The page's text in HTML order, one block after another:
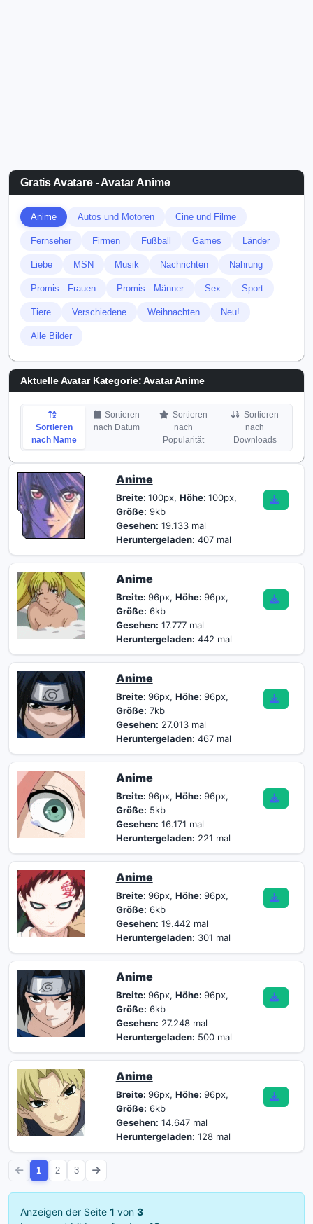
Gratis Avatare - Avatar Anime
Anime Autos und Motoren Cine und Filme
Fernseher Firmen Fußball Games Länder
Liebe MSN Musik Nachrichten Nahrung
Promis - Frauen Promis - Männer Sex Sport
Tiere Verschiedene Weihnachten Neu!
Alle Bilder
Aktuelle Avatar Kategorie: Avatar Anime
Sortieren
nach Name
Sortieren
nach Datum
Sortieren
nach
Popularität
Sortieren
nach
Downloads
Anime
Breite: 100px, Höhe: 100px,
Größe: 9kb
Gesehen: 19.133 mal
Heruntergeladen: 407 mal
Anime
Breite: 96px, Höhe: 96px,
Größe: 6kb
Gesehen: 17.777 mal
Heruntergeladen: 442 mal
Anime
Breite: 96px, Höhe: 96px,
Größe: 7kb
Gesehen: 27.013 mal
Heruntergeladen: 467 mal
Anime
Breite: 96px, Höhe: 96px,
Größe: 5kb
Gesehen: 16.171 mal
Heruntergeladen: 221 mal
Anime
Breite: 96px, Höhe: 96px,
Größe: 6kb
Gesehen: 19.442 mal
Heruntergeladen: 301 mal
Anime
Breite: 96px, Höhe: 96px,
Größe: 6kb
Gesehen: 27.248 mal
Heruntergeladen: 500 mal
Anime
Breite: 96px, Höhe: 96px,
Größe: 6kb
Gesehen: 14.647 mal
Heruntergeladen: 128 mal
1 2 3
Anzeigen der Seite 1 von 3